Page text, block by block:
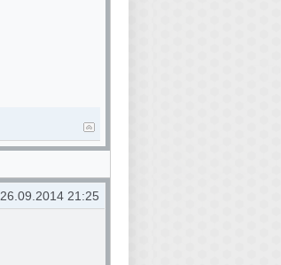
26.09.2014 21:25